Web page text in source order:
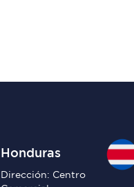
Honduras
Dirección: Centro